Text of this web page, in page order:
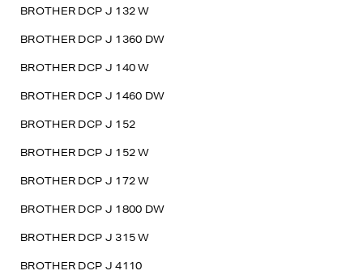
BROTHER DCP J 132 W
BROTHER DCP J 1360 DW
BROTHER DCP J 140 W
BROTHER DCP J 1460 DW
BROTHER DCP J 152
BROTHER DCP J 152 W
BROTHER DCP J 172 W
BROTHER DCP J 1800 DW
BROTHER DCP J 315 W
BROTHER DCP J 4110